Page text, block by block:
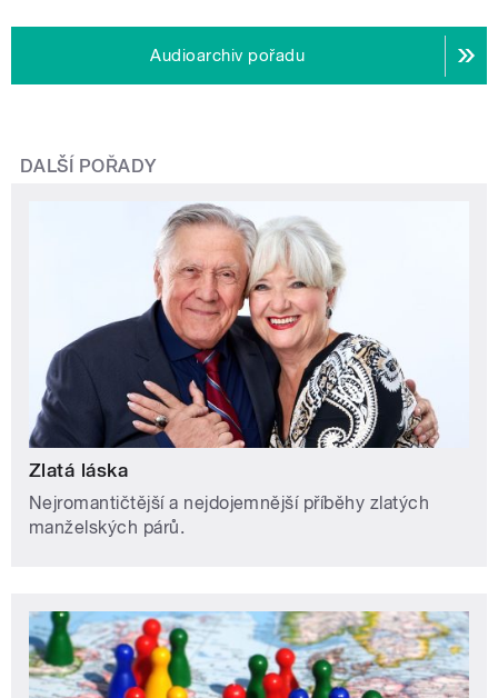
Audioarchiv pořadu
DALŠÍ POŘADY
Zlatá láska
Nejromantičtější a nejdojemnější příběhy zlatých
manželských párů.